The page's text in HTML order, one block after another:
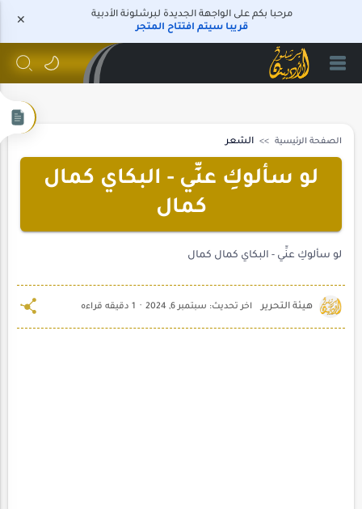
مرحبا بكم على الواجهة الجديدة لبرشلونة الأدبية
قريبا سيتم افتتاح المتجر
الصفحة الرئيسية الشعر
لو سألوكِ عنِّي - البكاي كمال
كمال
لو سألوكِ عنِّي - البكاي كمال كمال
1 دقيقه قراءه